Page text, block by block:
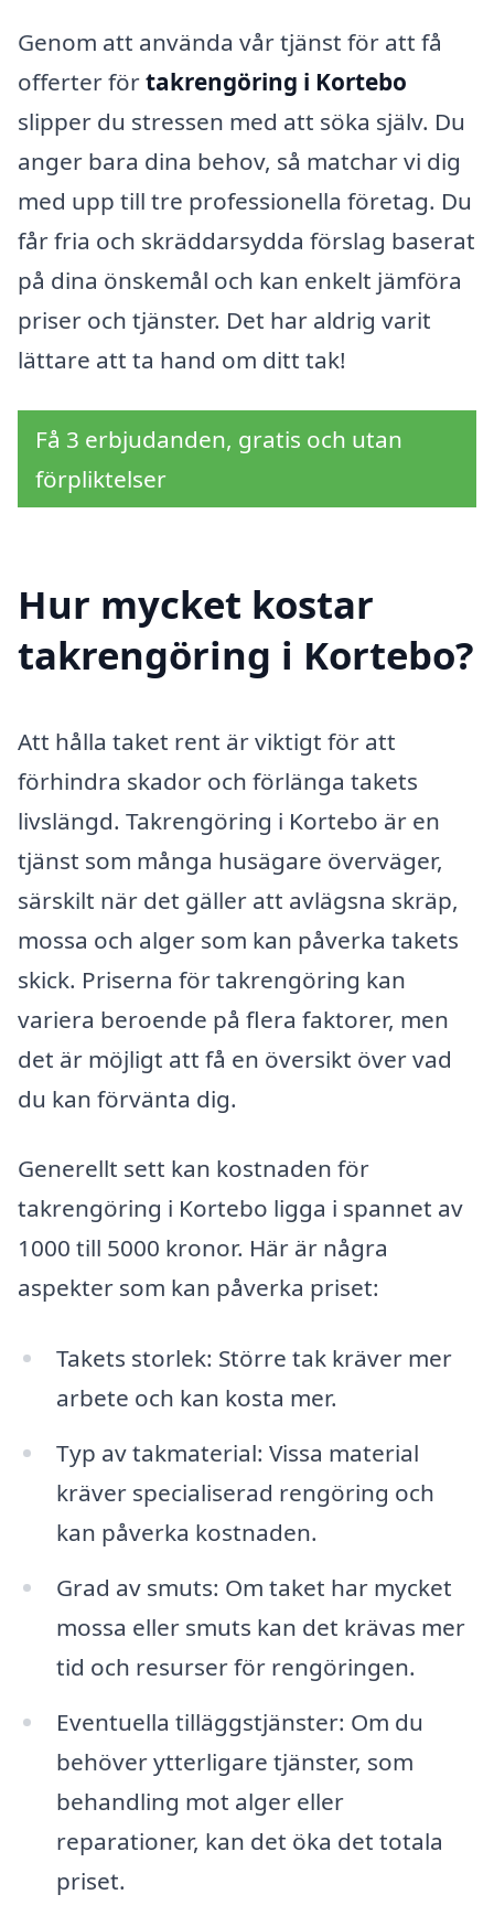
Genom att använda vår tjänst för att få
offerter förtakrengöring i Kortebo
slipper du stressen med att söka själv. Du
anger bara dina behov, så matchar vi dig
med upp till tre professionella företag. Du
får fria och skräddarsydda förslag baserat
på dina önskemål och kan enkelt jämföra
priser och tjänster. Det har aldrig varit
lättare att ta hand om ditt tak!
Få 3 erbjudanden, gratis och utan
förpliktelser
Hur mycket kostar
takrengöring i Kortebo?
Att hålla taket rent är viktigt för att
förhindra skador och förlänga takets
livslängd. Takrengöring i Kortebo är en
tjänst som många husägare överväger,
särskilt när det gäller att avlägsna skräp,
mossa och alger som kan påverka takets
skick. Priserna för takrengöring kan
variera beroende på flera faktorer, men
det är möjligt att få en översikt över vad
du kan förvänta dig.
Generellt sett kan kostnaden för
takrengöring i Kortebo ligga i spannet av
1000 till 5000 kronor. Här är några
aspekter som kan påverka priset:
Takets storlek: Större tak kräver mer
arbete och kan kosta mer.
Typ av takmaterial: Vissa material
kräver specialiserad rengöring och
kan påverka kostnaden.
Grad av smuts: Om taket har mycket
mossa eller smuts kan det krävas mer
tid och resurser för rengöringen.
Eventuella tilläggstjänster: Om du
behöver ytterligare tjänster, som
behandling mot alger eller
reparationer, kan det öka det totala
priset.